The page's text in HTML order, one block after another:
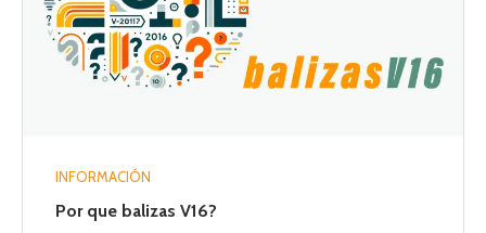
INFORMACIÓN
Por que balizas V16?